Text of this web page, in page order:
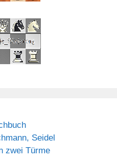
Seidel
zwei Türme